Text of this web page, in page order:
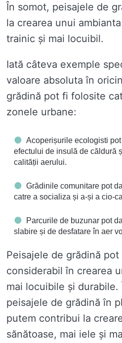
În somot, peisajele de
la crearea unui
trainic și mai locuibil.
Iată câteva exemple
valoare absoluta în
grădină pot fi folosite
zonele urbane:
Acoperișurile ecologisti
efectului de insulă de căldură
calității aerului.
Grădinile comunitare pot
catre a socializa și a-și a cio-
Parcurile de buzunar pot
slabire și de desfatare în aer
Peisajele de grădină
considerabil în crearea
mai locuibile și durabile.
peisajele de grădină în
putem contribui la
sănătoase, mai iele și